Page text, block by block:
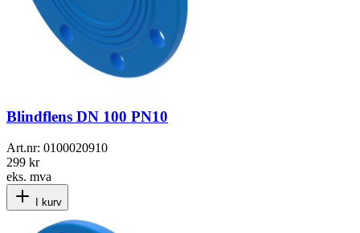
Blindflens DN 100 PN10
Art.nr: 0100020910
299 kr
eks. mva
I kurv